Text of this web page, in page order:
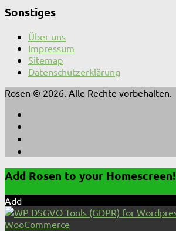
Sonstiges
Über uns
Impressum
Sitemap
Datenschutzerklärung
Rosen © 2026. Alle Rechte vorbehalten.
Add Rosen to your Homescreen!
Add